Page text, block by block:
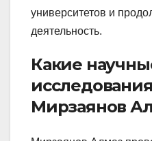
университетов и
деятельность.
Какие
Мирзаянов